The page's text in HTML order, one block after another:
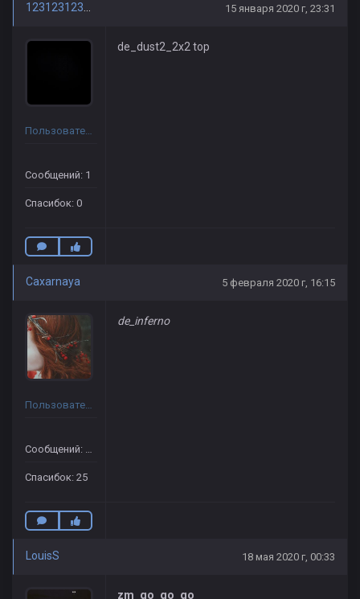
123123123161 15 января 2020 г, 23:31
Пользователь
Сообщений: 1
Спасибок: 0
de_dust2_2x2 top
Caxarnaya 5 февраля 2020 г, 16:15
Пользователь
Сообщений: 37
Спасибок: 25
de_inferno
LouisS 18 мая 2020 г, 00:33
zm_go_go_go